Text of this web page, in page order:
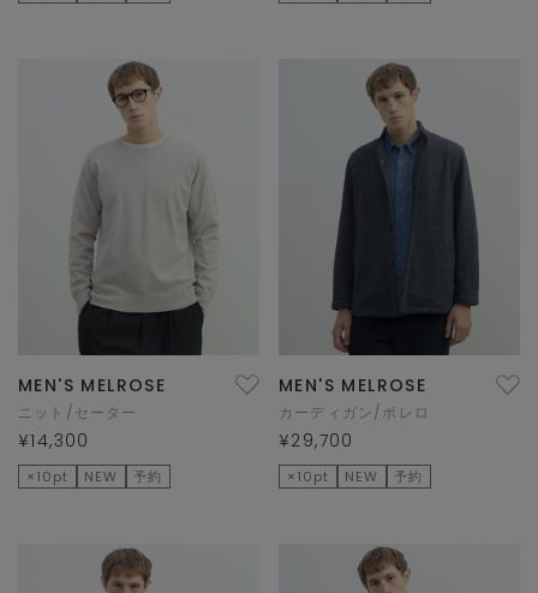
MEN'S MELROSE
ニット/セーター
¥14,300
×10pt NEW 予約
MEN'S MELROSE
カーディガン/ボレロ
¥29,700
×10pt NEW 予約